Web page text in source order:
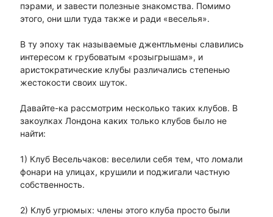
пэрами, и завести полезные знакомства. Помимо
этого, они шли туда также и ради «веселья».
В ту эпоху так называемые джентльмены славились
интересом к грубоватым «розыгрышам», и
аристократические клубы различались степенью
жестокости своих шуток.
Давайте-ка рассмотрим несколько таких клубов. В
закоулках Лондона каких только клубов было не
найти:
1) Клуб Весельчаков: веселили себя тем, что ломали
фонари на улицах, крушили и поджигали частную
собственность.
2) Клуб угрюмых: члены этого клуба просто были